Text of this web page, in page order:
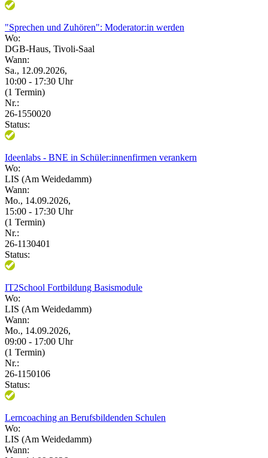
"Sprechen und Zuhören": Moderator:in werden
Wo:
DGB-Haus, Tivoli-Saal
Wann:
Sa., 12.09.2026,
10:00 - 17:30 Uhr
(1 Termin)
Nr.:
26-1550020
Status:
Ideenlabs - BNE in Schüler:innenfirmen verankern
Wo:
LIS (Am Weidedamm)
Wann:
Mo., 14.09.2026,
15:00 - 17:30 Uhr
(1 Termin)
Nr.:
26-1130401
Status:
IT2School Fortbildung Basismodule
Wo:
LIS (Am Weidedamm)
Wann:
Mo., 14.09.2026,
09:00 - 17:00 Uhr
(1 Termin)
Nr.:
26-1150106
Status:
Lerncoaching an Berufsbildenden Schulen
Wo:
LIS (Am Weidedamm)
Wann: